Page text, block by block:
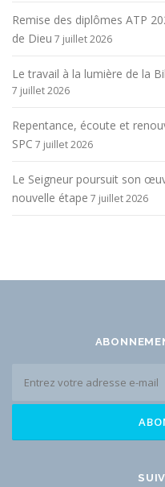
Remise des diplômes ATP
de Dieu 7 juillet 2026
Le travail à la lumière de la
7 juillet 2026
Repentance, écoute et
SPC 7 juillet 2026
Le Seigneur poursuit son
nouvelle étape 7 juillet 2026